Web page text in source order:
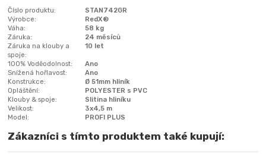
Číslo produktu:
STAN742GR
Výrobce:
RedX®
Váha:
58 kg
Záruka:
24 měsíců
Záruka na klouby a
spoje:
10 let
100% Voděodolnost:
Ano
Snížená hořlavost:
Ano
Konstrukce:
Ø 51mm hliník
Opláštění:
POLYESTER s PVC
Klouby & spoje:
Slitina hliníku
Velikost:
3x4,5 m
Model:
PROFI PLUS
Zákazníci s tímto produktem také kupují: